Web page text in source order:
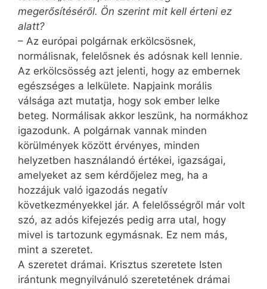
megerősítéséről. Ön szerint mit kell érteni ez
alatt?
– Az európai polgárnak erkölcsösnek,
normálisnak, felelősnek és adósnak kell lennie.
Az erkölcsösség azt jelenti, hogy az embernek
egészséges a lelkülete. Napjaink morális
válsága azt mutatja, hogy sok ember lelke
beteg. Normálisak akkor leszünk, ha normákhoz
igazodunk. A polgárnak vannak minden
körülmények között érvényes, minden
helyzetben használandó értékei, igazságai,
amelyeket az sem kérdőjelez meg, ha a
hozzájuk való igazodás negatív
következményekkel jár. A felelősségről már volt
szó, az adós kifejezés pedig arra utal, hogy
mivel is tartozunk egymásnak. Ez nem más,
mint a szeretet.
A szeretet drámai. Krisztus szeretete Isten
irántunk megnyilvánuló szeretetének drámai